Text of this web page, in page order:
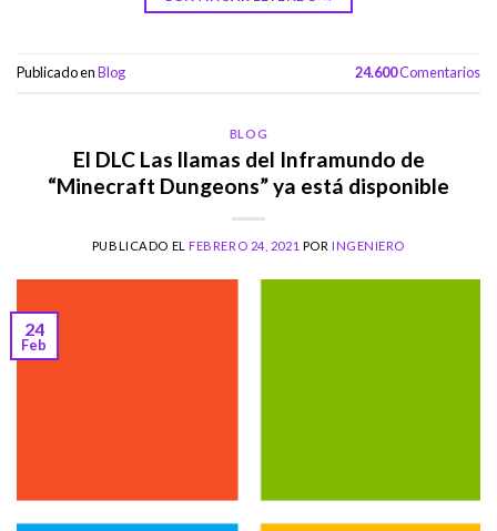
Publicado enBlog 24.600Comentarios
BLOG
El DLC Las llamas del Inframundo de
“Minecraft Dungeons” ya está disponible
PUBLICADO ELFEBRERO 24, 2021 POR INGENIERO
24
Feb